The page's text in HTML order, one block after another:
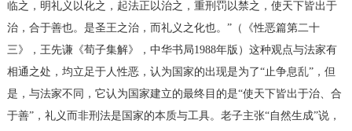
临之，明礼义以化之，起法正以治之，重刑罚以禁之，使天下皆出于
治，合于善也。是圣王之治，而礼义之化也。”（《性恶篇第二十
三》，王先谦《荀子集解》，中华书局1988年版）这种观点与法家有
相通之处，均立足于人性恶，认为国家的出现是为了“止争息乱”，但
是，与法家不同，它认为国家建立的最终目的是“使天下皆出于治、合
于善”，礼义而非刑法是国家的本质与工具。老子主张“自然生成”说，